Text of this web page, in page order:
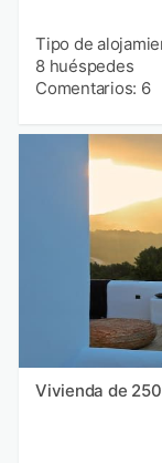
Tipo de
8 huéspedes
Comentarios: 6
Vivienda de 250